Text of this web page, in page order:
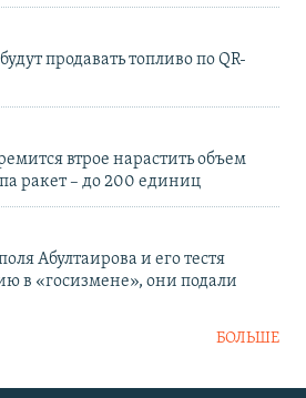
продавать топливо по QR-
втрое нарастить объем
ракет – до 200 единиц
Абултаирова и его тестя
в «госизмене», они подали
БОЛЬШЕ